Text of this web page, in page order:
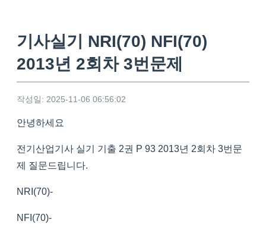
기사실기 NRI(70) NFI(70)
2013년 2회차 3번문제
작성일: 2025-11-06 06:56:02
안녕하세요
전기산업기사 실기 기출 2권 P 93 2013년 2회차 3번문
제 질문드립니다.
NRI(70)-
NFI(70)-